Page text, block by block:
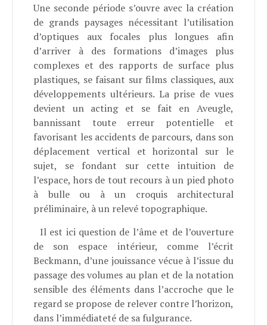
Une seconde période s’ouvre avec la création
de grands paysages nécessitant l’utilisation
d’optiques aux focales plus longues afin
d’arriver à des formations d’images plus
complexes et des rapports de surface plus
plastiques, se faisant sur films classiques, aux
développements ultérieurs. La prise de vues
devient un acting et se fait en Aveugle,
bannissant toute erreur potentielle et
favorisant les accidents de parcours, dans son
déplacement vertical et horizontal sur le
sujet, se fondant sur cette intuition de
l’espace, hors de tout recours à un pied photo
à bulle ou à un croquis architectural
préliminaire, à un relevé topographique.
Il est ici question de l’âme et de l’ouverture
de son espace intérieur, comme l’écrit
Beckmann, d’une jouissance vécue à l’issue du
passage des volumes au plan et de la notation
sensible des éléments dans l’accroche que le
regard se propose de relever contre l’horizon,
dans l’immédiateté de sa fulgurance.